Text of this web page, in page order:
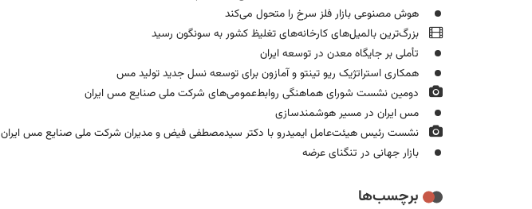
هوش مصنوعی بازار فلز سرخ را متحول می‌کند
بزرگ‌ترین بالمیل‌های کارخانه‌های تغلیظ کشور به سونگون رسید
تأملی بر جایگاه معدن در توسعه ایران
همکاری استراتژیک ریو تینتو و آمازون برای توسعه نسل جدید تولید مس
دومین نشست شورای هماهنگی روابط‌عمومی‌های شرکت ملی صنایع مس ایران
مس ایران در مسیر هوشمندسازی
نشست رئیس هیئت‌عامل ایمیدرو با دکتر سیدمصطفی فیض و مدیران شرکت ملی صنایع مس ایران
بازار جهانی در تنگنای عرضه
برچسب‌ها